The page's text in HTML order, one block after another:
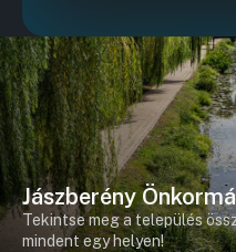
Jászberény
Tekintse meg a település
mindent egy helyen!